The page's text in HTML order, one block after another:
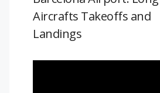
Aircrafts Takeoffs and
Landings